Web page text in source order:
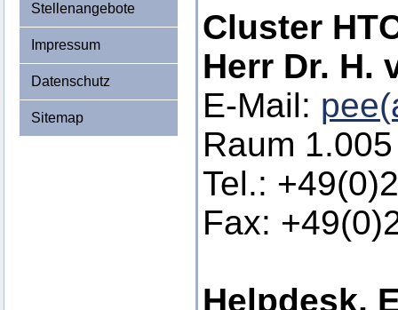
Stellenangebote
Impressum
Datenschutz
Sitemap
Cluster
Herr Dr. H.
E-Mail:
Raum 1.005
Tel.:
Fax:
Helpdesk,